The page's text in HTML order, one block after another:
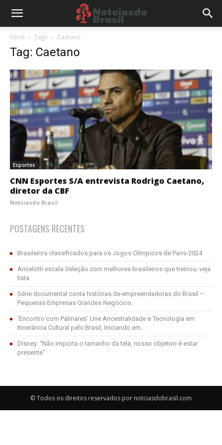
Início Tags Caetano
Tag: Caetano
Esportes
CNN Esportes S/A entrevista Rodrigo Caetano,
diretor da CBF
Notciasdo Brasil
POSTAGENS RECENTES
Brasileiros classificados para os Jogos Olímpicos de Paris-2024
Ancelotti escala Seleção com melhores brasileiros que treinou; veja
lista
Série documental conta histórias de empreendedoras do Brasil –
Pequenas Empresas Grandes Negócios
‘Encontro com Palmares’ Une Ancestralidade e Tecnologia em
Itinerância Cultural pelo Brasil, Iniciando em...
Disney: “Não importa o tamanho da tela, nosso objetivo é estar
presente”
© Todos os direitos reservados por notciasdobrasil.com